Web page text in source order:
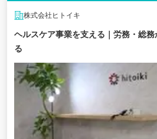
株式会社ヒトイキ
ヘルスケア事業を支える｜労務・総
る